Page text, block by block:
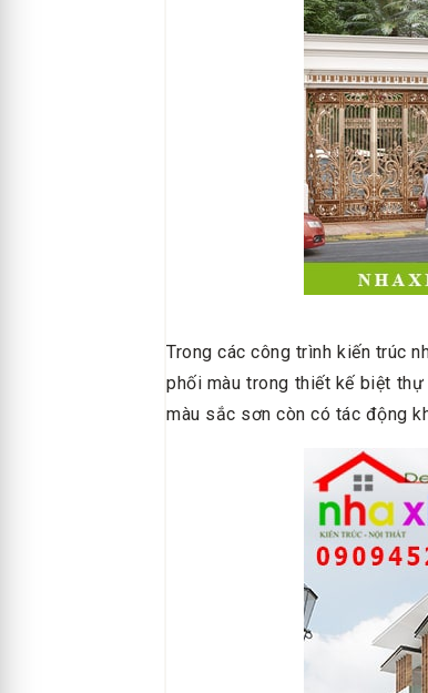
Trong các công trình kiến trúc
phối màu trong thiết kế biệt
màu sắc sơn còn có tác động